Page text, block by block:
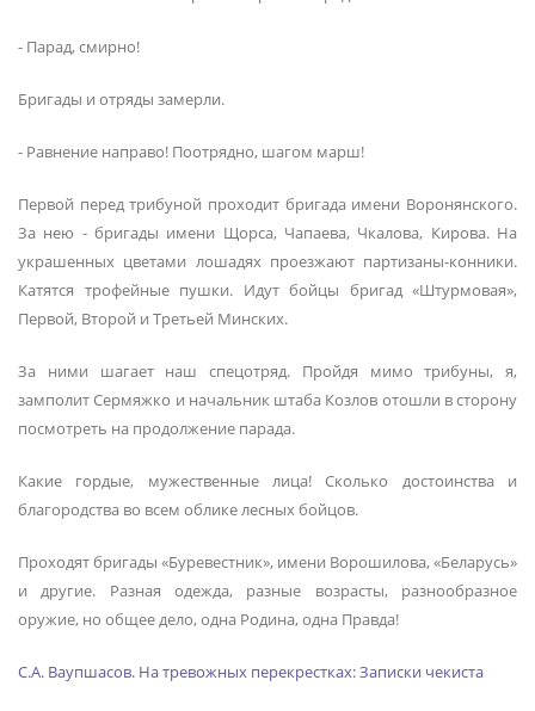
- Парад, смирно!
Бригады и отряды замерли.
- Равнение направо! Поотрядно, шагом марш!
Первой перед трибуной проходит бригада имени Воронянского.
За нею - бригады имени Щорса, Чапаева, Чкалова, Кирова. На
украшенных цветами лошадях проезжают партизаны-конники.
Катятся трофейные пушки. Идут бойцы бригад «Штурмовая»,
Первой, Второй и Третьей Минских.
За ними шагает наш спецотряд. Пройдя мимо трибуны, я,
замполит Сермяжко и начальник штаба Козлов отошли в сторону
посмотреть на продолжение парада.
Какие гордые, мужественные лица! Сколько достоинства и
благородства во всем облике лесных бойцов.
Проходят бригады «Буревестник», имени Ворошилова, «Беларусь»
и другие. Разная одежда, разные возрасты, разнообразное
оружие, но общее дело, одна Родина, одна Правда!
С.А. Ваупшасов. На тревожных перекрестках: Записки чекиста